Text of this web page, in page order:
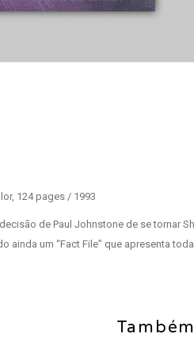
124 pages / 1993
de Paul Johnstone de se tornar
ainda um “Fact File” que apresenta